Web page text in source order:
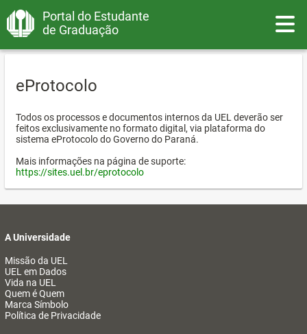
Portal do Estudante
de Graduação
eProtocolo
Todos os processos e documentos internos da UEL deverão ser
feitos exclusivamente no formato digital, via plataforma do
sistema eProtocolo do Governo do Paraná.
Mais informações na página de suporte:
https://sites.uel.br/eprotocolo
A Universidade
Missão da UEL
UEL em Dados
Vida na UEL
Quem é Quem
Marca Símbolo
Política de Privacidade